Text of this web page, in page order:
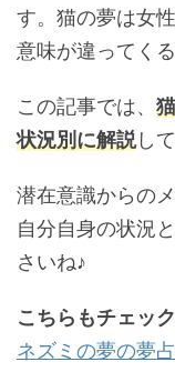
す。猫の夢は女
意味が違ってく
この記事では、
状況別に解説し
潜在意識からの
自分自身の状況
さいね♪
こちらもチェッ
ネズミの夢の夢